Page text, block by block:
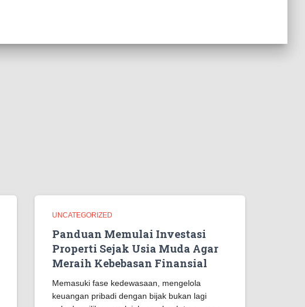
UNCATEGORIZED
Panduan Memulai Investasi
Properti Sejak Usia Muda Agar
Meraih Kebebasan Finansial
Memasuki fase kedewasaan, mengelola
keuangan pribadi dengan bijak bukan lagi